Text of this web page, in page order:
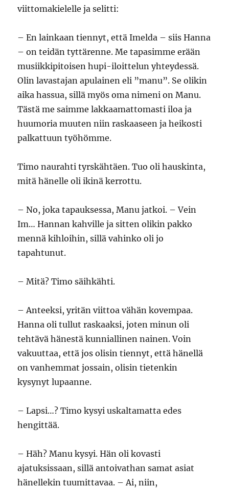
viittomakielelle ja selitti:
– En lainkaan tiennyt, että Imelda – siis Hanna
– on teidän tyttärenne. Me tapasimme erään
musiikkipitoisen hupi-iloittelun yhteydessä.
Olin lavastajan apulainen eli ”manu”. Se olikin
aika hassua, sillä myös oma nimeni on Manu.
Tästä me saimme lakkaamattomasti iloa ja
huumoria muuten niin raskaaseen ja heikosti
palkattuun työhömme.
Timo naurahti tyrskähtäen. Tuo oli hauskinta,
mitä hänelle oli ikinä kerrottu.
– No, joka tapauksessa, Manu jatkoi. – Vein
Im… Hannan kahville ja sitten olikin pakko
mennä kihloihin, sillä vahinko oli jo
tapahtunut.
– Mitä? Timo säihkähti.
– Anteeksi, yritän viittoa vähän kovempaa.
Hanna oli tullut raskaaksi, joten minun oli
tehtävä hänestä kunniallinen nainen. Voin
vakuuttaa, että jos olisin tiennyt, että hänellä
on vanhemmat jossain, olisin tietenkin
kysynyt lupaanne.
– Lapsi…? Timo kysyi uskaltamatta edes
hengittää.
– Häh? Manu kysyi. Hän oli kovasti
ajatuksissaan, sillä antoivathan samat asiat
hänellekin tuumittavaa. – Ai, niin,